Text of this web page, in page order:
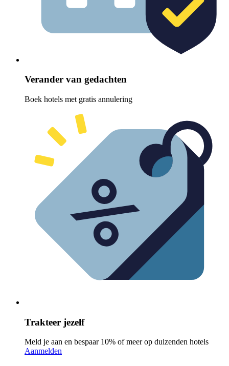
Verander van gedachten
Boek hotels met gratis annulering
Trakteer jezelf
Meld je aan en bespaar 10% of meer op duizenden hotels
Aanmelden